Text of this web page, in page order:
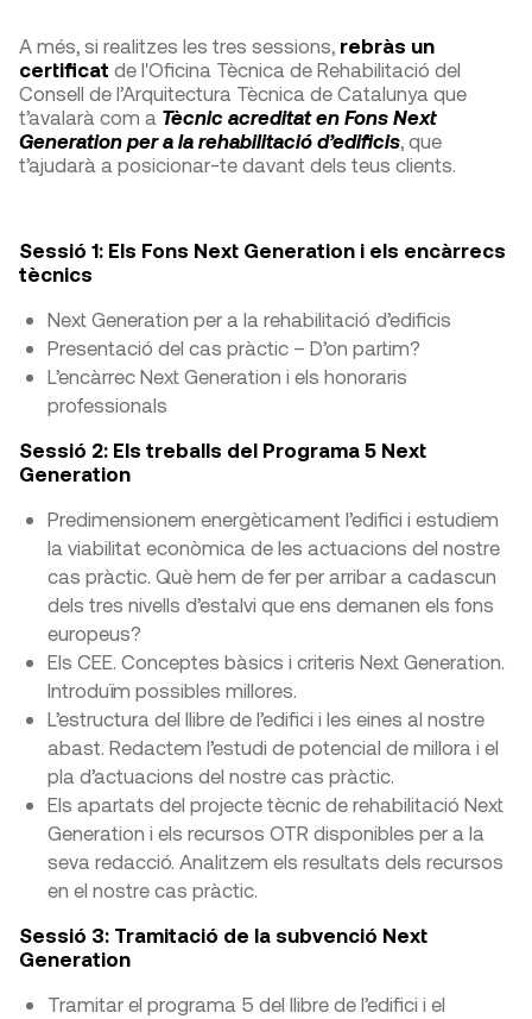
A més, si realitzes les tres sessions, rebràs un
certificat de l'Oficina Tècnica de Rehabilitació del
Consell de l’Arquitectura Tècnica de Catalunya que
t’avalarà com a Tècnic acreditat en Fons Next
Generation per a la rehabilitació d’edificis, que
t’ajudarà a posicionar-te davant dels teus clients.
Sessió 1: Els Fons Next Generation i els encàrrecs
tècnics
Next Generation per a la rehabilitació d’edificis
Presentació del cas pràctic – D’on partim?
L’encàrrec Next Generation i els honoraris
professionals
Sessió 2: Els treballs del Programa 5 Next
Generation
Predimensionem energèticament l’edifici i estudiem
la viabilitat econòmica de les actuacions del nostre
cas pràctic. Què hem de fer per arribar a cadascun
dels tres nivells d’estalvi que ens demanen els fons
europeus?
Els CEE. Conceptes bàsics i criteris Next Generation.
Introduïm possibles millores.
L’estructura del llibre de l’edifici i les eines al nostre
abast. Redactem l’estudi de potencial de millora i el
pla d’actuacions del nostre cas pràctic.
Els apartats del projecte tècnic de rehabilitació Next
Generation i els recursos OTR disponibles per a la
seva redacció. Analitzem els resultats dels recursos
en el nostre cas pràctic.
Sessió 3: Tramitació de la subvenció Next
Generation
Tramitar el programa 5 del llibre de l’edifici i el